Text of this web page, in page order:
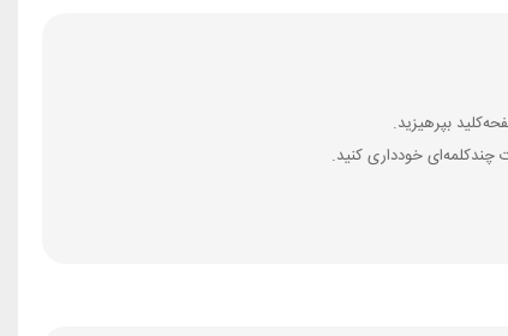
چندکلمه‌‌ای خودداری کنید.